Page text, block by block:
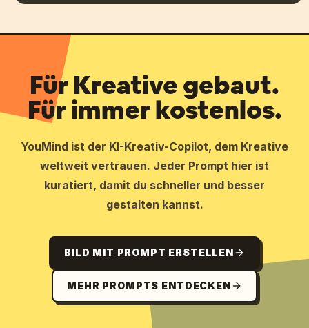
Für Kreative gebaut.
Für immer kostenlos.
YouMind ist der KI-Kreativ-Copilot, dem Kreative
weltweit vertrauen. Jeder Prompt hier ist
kuratiert, damit du schneller und besser
gestalten kannst.
BILD MIT PROMPT ERSTELLEN
MEHR PROMPTS ENTDECKEN